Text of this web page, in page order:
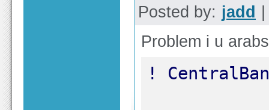
Posted by: jadd
Problem i u